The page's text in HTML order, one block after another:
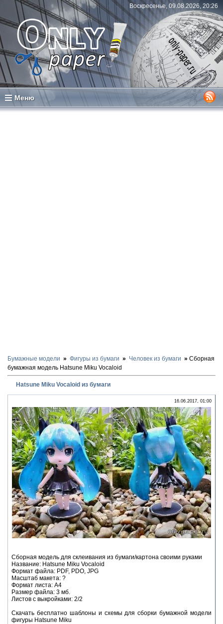
Воскресенье, 09.08.2026, 20:26
Меню
Бумажные модели Фигуры из бумаги Человек из бумаги
Сборная
бумажная модель Hatsune Miku Vocaloid
Hatsune Miku Vocaloid из бумаги
16.06.2017, 01:00
Сборная модель для склеивания из бумаги/картона своими руками
Название: Hatsune Miku Vocaloid
Формат файла: PDF, PDO, JPG
Масштаб макета: ?
Формат листа: А4
Размер файла: 3 мб.
Листов с выкройками: 2/2
Скачать бесплатно шаблоны и схемы для сборки бумажной модели
фигуры Hatsune Miku